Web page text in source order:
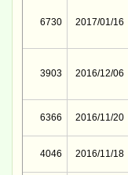
2017/01/16
6730
2016/12/06
3903
2016/11/20
6366
2016/11/18
4046